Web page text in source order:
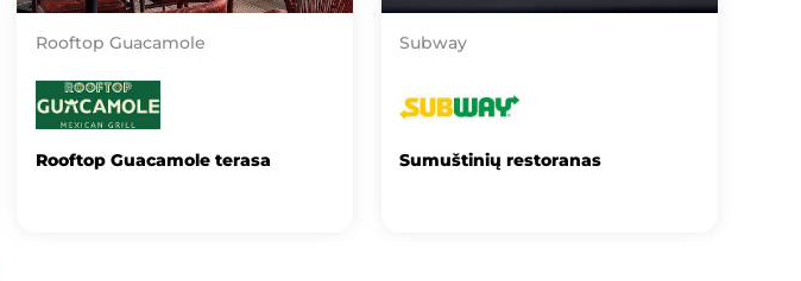
Rooftop Guacamole
Rooftop Guacamole terasa
Subway
Sumuštinių restoranas